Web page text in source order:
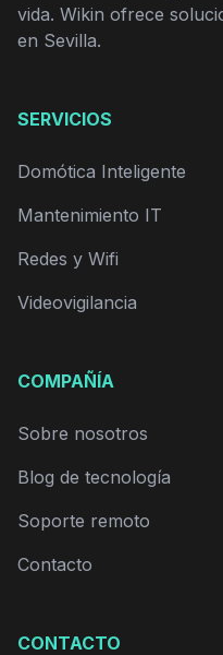
vida. Wikin ofrece
en Sevilla.
SERVICIOS
Domótica Inteligente
Mantenimiento IT
Redes y Wifi
Videovigilancia
COMPAÑÍA
Sobre nosotros
Blog de tecnología
Soporte remoto
Contacto
CONTACTO